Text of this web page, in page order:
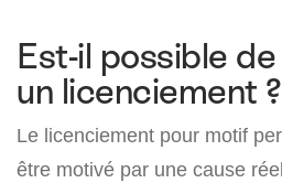
Est-il possible
un licenciement ?
Le licenciement pour motif
être motivé par une cause